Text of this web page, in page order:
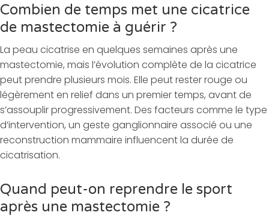
Combien de temps met une cicatrice
de mastectomie à guérir ?
La peau cicatrise en quelques semaines après une
mastectomie, mais l’évolution complète de la cicatrice
peut prendre plusieurs mois. Elle peut rester rouge ou
légèrement en relief dans un premier temps, avant de
s’assouplir progressivement. Des facteurs comme le type
d’intervention, un geste ganglionnaire associé ou une
reconstruction mammaire influencent la durée de
cicatrisation.
Quand peut-on reprendre le sport
après une mastectomie ?